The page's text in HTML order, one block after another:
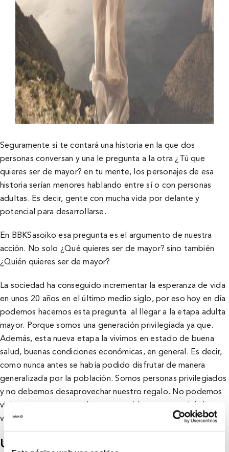
Seguramente si te contará una historia en la que dos
personas conversan y una le pregunta a la otra ¿Tú que
quieres ser de mayor? en tu mente, los personajes de esa
historia serí­an menores hablando entre sí­ o con personas
adultas. Es decir, gente con mucha vida por delante y
potencial para desarrollarse.
En BBKSasoiko esa pregunta es el argumento de nuestra
acción. No solo ¿Qué quieres ser de mayor? sino también
¿Quién quieres ser de mayor?
La sociedad ha conseguido incrementar la esperanza de vida
en unos 20 años en el último medio siglo, por eso hoy en dí­a
podemos hacernos esta pregunta al llegar a la etapa adulta
mayor. Porque somos una generación privilegiada ya que.
Además, esta nueva etapa la vivimos en estado de buena
salud, buenas condiciones económicas, en general. Es decir,
como nunca antes se habí­a podido disfrutar de manera
generalizada por la población. Somos personas privilegiados
y no debemos desaprovechar nuestro regalo. No podemos
vivir esta nueva etapa de nuestras vidas como se viví­a la
vejez hasta ahora.
Un regalo